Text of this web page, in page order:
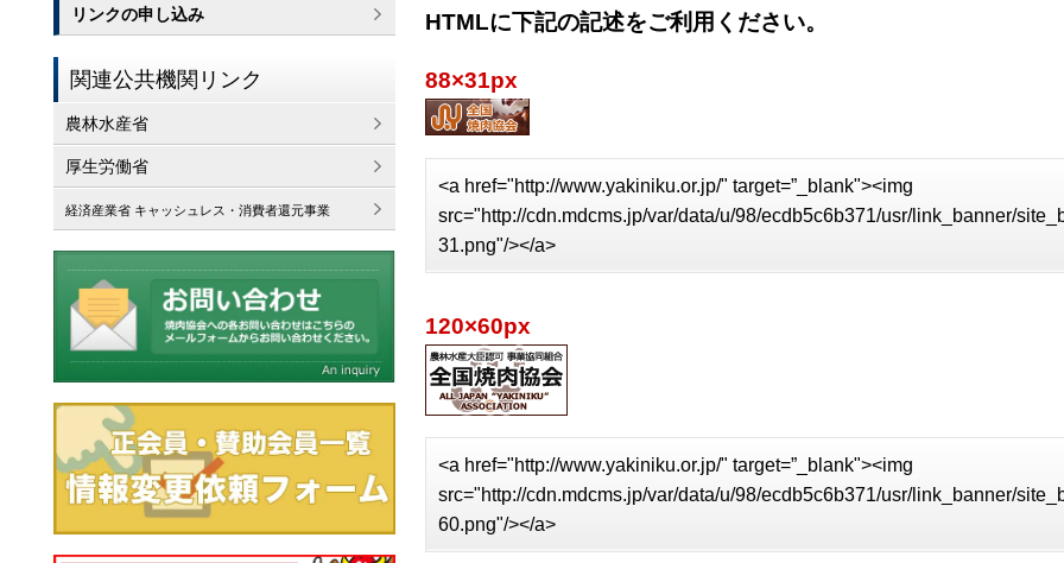
HTMLに下記の記述をご利用ください。
88×31px
<a href="http://www.yakiniku.or.jp/" target=”_blank"><img
src="http://cdn.mdcms.jp/var/data/u/98/ecdb5c6b371/usr/link_banner/
31.png"/></a>
120×60px
<a href="http://www.yakiniku.or.jp/" target=”_blank"><img
src="http://cdn.mdcms.jp/var/data/u/98/ecdb5c6b371/usr/link_banner/
60.png"/></a>
リンクの申し込み
関連公共機関リンク
農林水産省
厚生労働省
経済産業省 キャッシュレス・消費者還元事業